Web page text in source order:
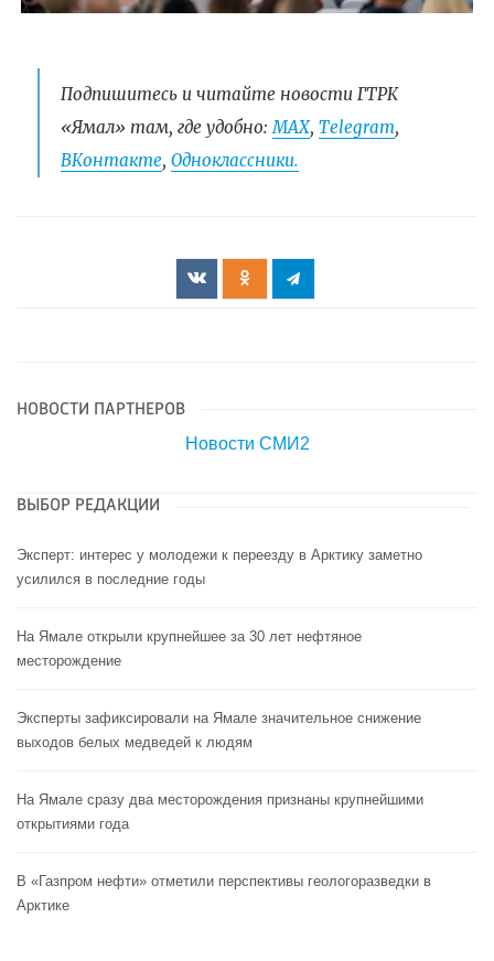
Подпишитесь и читайте новости ГТРК
«Ямал» там, где удобно:МАХ, Telegram,
ВКонтакте, Одноклассники.
НОВОСТИ ПАРТНЕРОВ
Новости СМИ2
ВЫБОР РЕДАКЦИИ
Эксперт: интерес у молодежи к переезду в Арктику заметно
усилился в последние годы
На Ямале открыли крупнейшее за 30 лет нефтяное
месторождение
Эксперты зафиксировали на Ямале значительное снижение
выходов белых медведей к людям
На Ямале сразу два месторождения признаны крупнейшими
открытиями года
В «Газпром нефти» отметили перспективы геологоразведки в
Арктике